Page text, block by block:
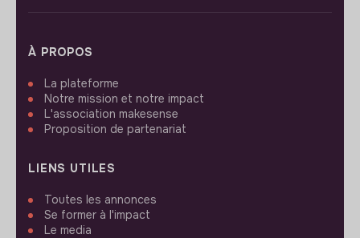
À PROPOS
La plateforme
Notre mission et notre impact
L'association makesense
Proposition de partenariat
LIENS UTILES
Toutes les annonces
Se former à l'impact
Le media